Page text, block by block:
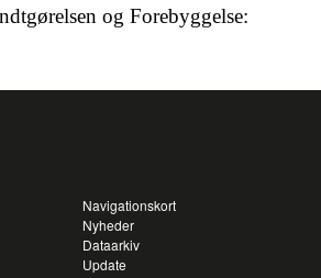
og Forebyggelse:
Navigationskort
Nyheder
Dataarkiv
Update